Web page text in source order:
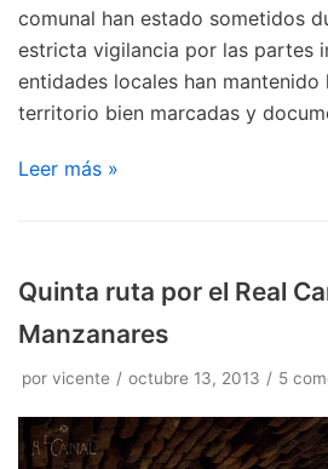
comunal han estado sometidos
estricta vigilancia por las partes
entidades locales han mantenido
territorio bien marcadas y
Leer más »
Quinta ruta por el Real
Manzanares
por vicente octubre 13, 2013 5